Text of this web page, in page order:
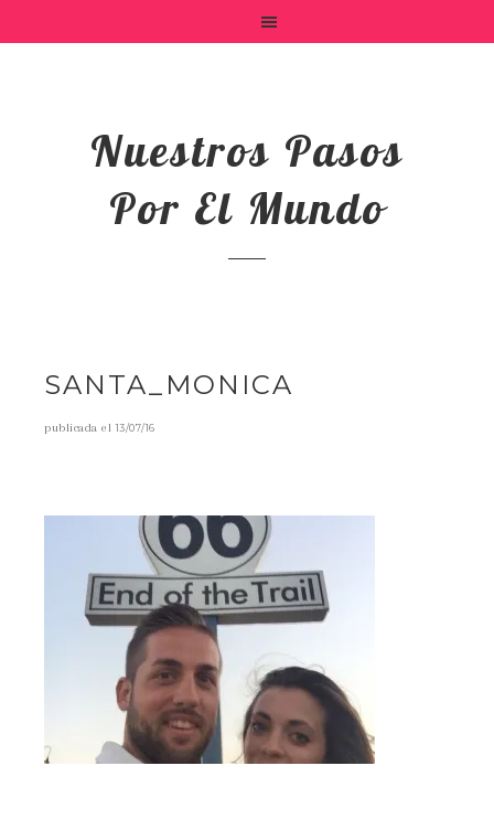
Nuestros Pasos
Por El Mundo
SANTA_MONICA
publicada el13/07/16